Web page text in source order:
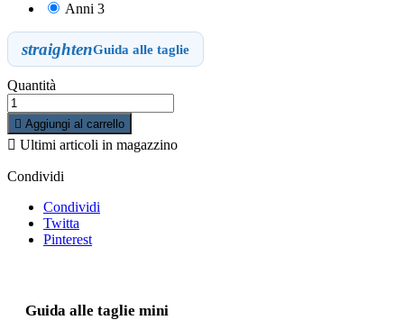
Anni 3
straightenGuida alle taglie
Quantità
 Aggiungi al carrello
 Ultimi articoli in magazzino
Condividi
Condividi
Twitta
Pinterest
Guida alle taglie mini